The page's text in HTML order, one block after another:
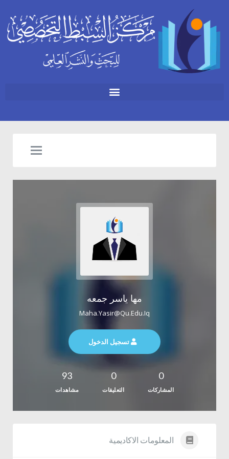
مها ياسر جمعه
Maha.yasir@qu.edu.iq
تسجيل الدخول
0
المشاركات
0
التعليقات
93
مشاهدات
المعلومات الاكاديمية